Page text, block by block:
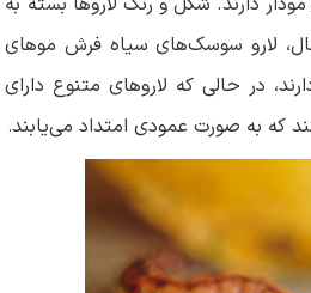
لارو سوسک‌های سیاه فرش موهای
در حالی که لاروهای متنوع دارای
که به صورت عمودی امتداد می‌یابند.